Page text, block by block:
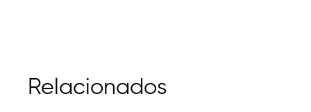
Relacionados